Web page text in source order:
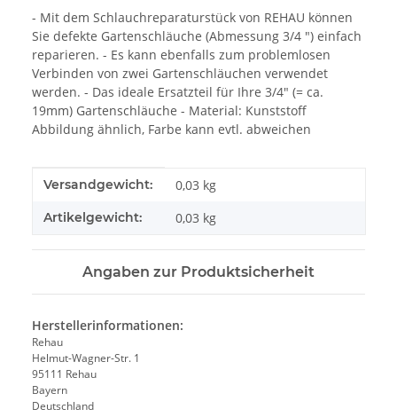
- Mit dem Schlauchreparaturstück von REHAU können
Sie defekte Gartenschläuche (Abmessung 3/4 ") einfach
reparieren. - Es kann ebenfalls zum problemlosen
Verbinden von zwei Gartenschläuchen verwendet
werden. - Das ideale Ersatzteil für Ihre 3/4" (= ca.
19mm) Gartenschläuche - Material: Kunststoff
Abbildung ähnlich, Farbe kann evtl. abweichen
Produkteigenschaft
Wert
Versandgewicht: 0,03 kg
Artikelgewicht: 0,03 kg
Angaben zur Produktsicherheit
Herstellerinformationen:
Rehau
Helmut-Wagner-Str. 1
95111 Rehau
Bayern
Deutschland